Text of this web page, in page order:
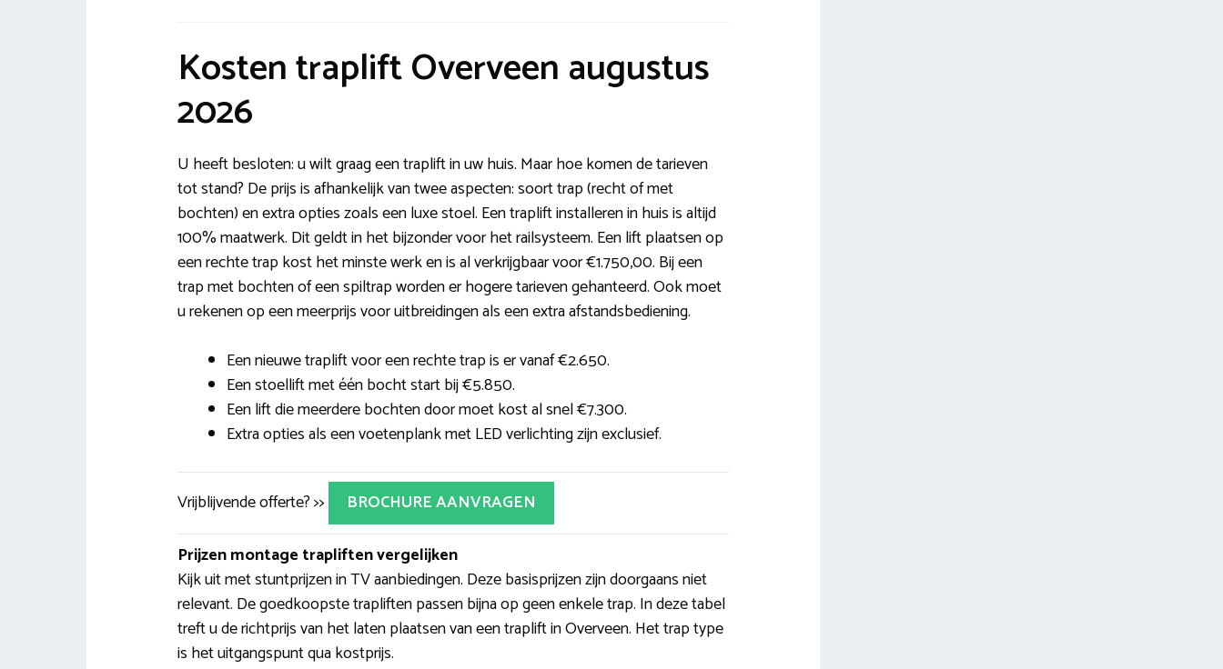
Kosten traplift Overveen augustus
2026
U heeft besloten: u wilt graag een traplift in uw huis. Maar hoe komen de tarieven
tot stand? De prijs is afhankelijk van twee aspecten: soort trap (recht of met
bochten) en extra opties zoals een luxe stoel. Een traplift installeren in huis is altijd
100% maatwerk. Dit geldt in het bijzonder voor het railsysteem. Een lift plaatsen op
een rechte trap kost het minste werk en is al verkrijgbaar voor €1.750,00. Bij een
trap met bochten of een spiltrap worden er hogere tarieven gehanteerd. Ook moet
u rekenen op een meerprijs voor uitbreidingen als een extra afstandsbediening.
Een nieuwe traplift voor een rechte trap is er vanaf €2.650.
Een stoellift met één bocht start bij €5.850.
Een lift die meerdere bochten door moet kost al snel €7.300.
Extra opties als een voetenplank met LED verlichting zijn exclusief.
Vrijblijvende offerte? >>
BROCHURE AANVRAGEN
Prijzen montage trapliften vergelijken
Kijk uit met stuntprijzen in TV aanbiedingen. Deze basisprijzen zijn doorgaans niet
relevant. De goedkoopste trapliften passen bijna op geen enkele trap. In deze tabel
treft u de richtprijs van het laten plaatsen van een traplift in Overveen. Het trap type
is het uitgangspunt qua kostprijs.